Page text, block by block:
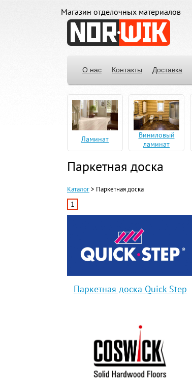
Магазин отделочных материалов
О нас Контакты Доставка
Ламинат
Виниловый
ламинат
Паркетная доска
Каталог> Паркетная доска
1
Паркетная доска Quick Step